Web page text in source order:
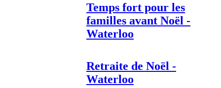
Temps fort pour les
familles avant Noël -
Waterloo
Retraite de Noël -
Waterloo